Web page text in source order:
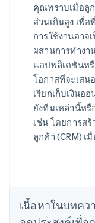
คุณทราบเมื่อลู
ส่วนเกินสูง เพื่
การใช้งานอา
ผสานการทํางา
แอปพลิเคชันห
โอกาสที่จะเส
เรียกเก็บเงินอ
ยังทีมเหล่านี้ห
เช่น โดยการส
ลูกค้า (CRM) เ
เนื้อหาในบทค
กรีซ
English
เขตบริหารพิเ
English简体中文
แคนาดา
简体中文English
ไซปรัส